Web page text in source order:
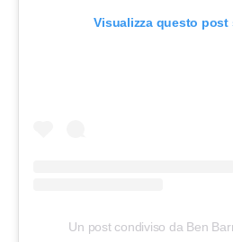
Visualizza questo post
Un post condiviso da Ben